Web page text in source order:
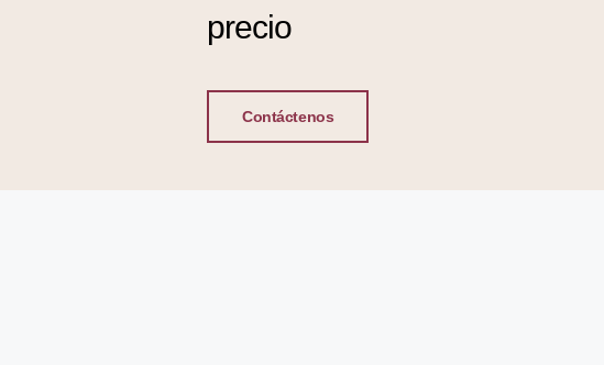
precio
Contáctenos